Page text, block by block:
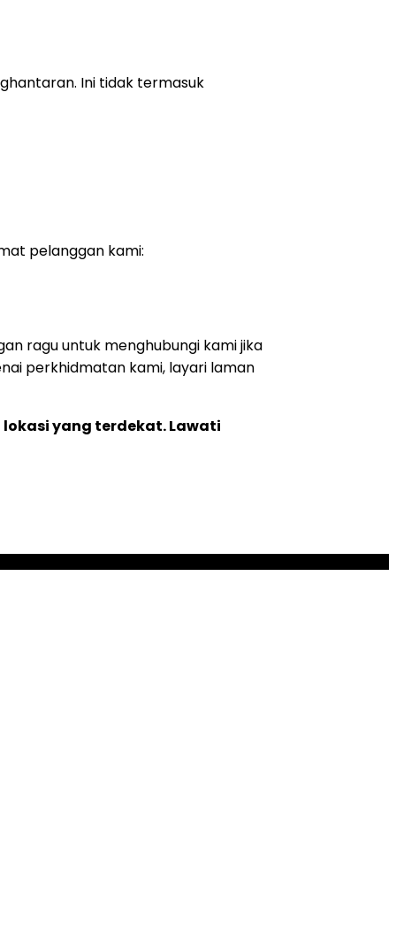
Ini tidak termasuk
pelanggan kami:
ragu untuk menghubungi kami jika
perkhidmatan kami, layari laman
lokasi yang terdekat. Lawati